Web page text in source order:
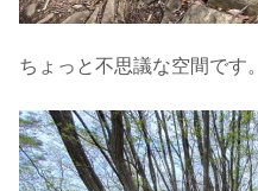
ちょっと不思議な空間です。